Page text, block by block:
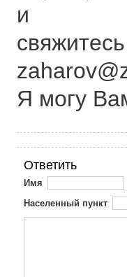
и
Я могу
Ответить
Имя
Населенный пункт